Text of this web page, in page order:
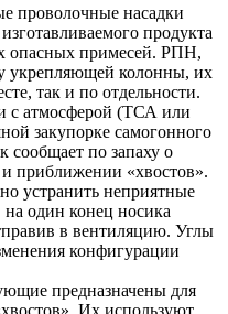
насадки
продукта
опасных примесей. РПН,
укрепляющей колонны, их
так и по отдельности.
с атмосферой (ТСА или
закупорке самогонного
сообщает по запаху о
приближении «хвостов».
устранить неприятные
один конец носика
в вентиляцию. Углы
конфигурации
предназначены для